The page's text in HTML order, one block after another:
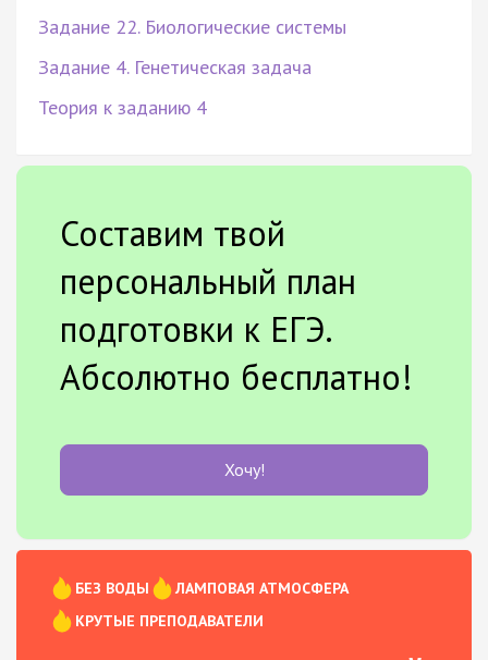
Задание 22. Биологические системы
Задание 4. Генетическая задача
Теория к заданию 4
Составим твой
персональный план
подготовки к ЕГЭ.
Абсолютно бесплатно!
Хочу!
БЕЗ ВОДЫ
ЛАМПОВАЯ АТМОСФЕРА
КРУТЫЕ ПРЕПОДАВАТЕЛИ